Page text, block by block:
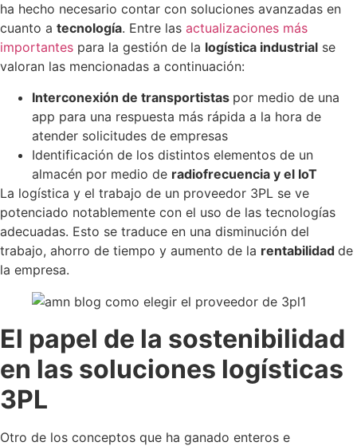
ha hecho necesario contar con soluciones avanzadas en
cuanto a tecnología. Entre las actualizaciones más
importantes para la gestión de la logística industrial se
valoran las mencionadas a continuación:
Interconexión de transportistas por medio de una
app para una respuesta más rápida a la hora de
atender solicitudes de empresas
Identificación de los distintos elementos de un
almacén por medio de radiofrecuencia y el IoT
La logística y el trabajo de un proveedor 3PL se ve
potenciado notablemente con el uso de las tecnologías
adecuadas. Esto se traduce en una disminución del
trabajo, ahorro de tiempo y aumento de la rentabilidad de
la empresa.
El papel de la sostenibilidad
en las soluciones logísticas
3PL
Otro de los conceptos que ha ganado enteros e